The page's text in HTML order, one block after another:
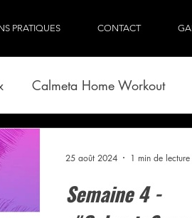
PRATIQUES CONTACT
Calmeta Home Workout
Semaine 4 -
25 août 2024 1 min de lecture